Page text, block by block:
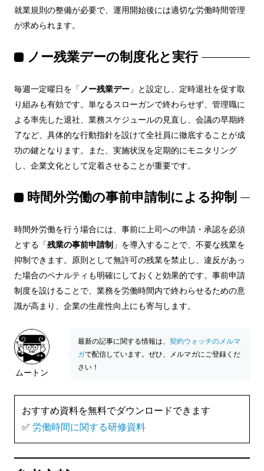
就業規則の整備が必要で、運用開始後には適切な労働時間管理
が求められます。
ノー残業デーの制度化と実行
毎週一定曜日を「 ノー残業デー 」と設定し、定時退社を促す取
り組みも有効です。単なるスローガンで終わらせず、管理職に
よる率先した退社、業務スケジュールの見直し、会議の早期終
了など、具体的な行動指針を設けて全社員に徹底することが成
功の鍵となります。また、実施状況を定期的にモニタリング
し、企業文化として定着させることが重要です。
時間外労働の事前申請制による抑制
時間外労働を行う場合には、事前に上司への申請・承認を必須
とする「残業の事前申請制 」を導入することで、不要な残業を
抑制できます。原則として無許可の残業を禁止し、違反があっ
た場合のペナルティも明確にしておくと効果的です。事前申請
制度を設けることで、業務を労働時間内で終わらせるための意
識が高まり、企業の生産性向上にも寄与します。
ムートン
最新の記事に関する情報は、 契約ウォッチのメルマ
ガで配信しています。ぜひ、メルマガにご登録くだ
さい！
おすすめ資料を無料でダウンロードできます
✅ 労働時間に関する研修資料